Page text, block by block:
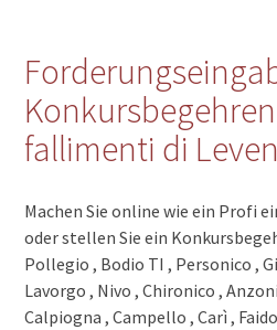
fallimenti di
Machen Sie online wie ein Profi
oder stellen Sie ein
Pollegio , Bodio TI , Personico ,
Lavorgo , Nivo , Chironico ,
Calpiogna , Campello , Carì ,